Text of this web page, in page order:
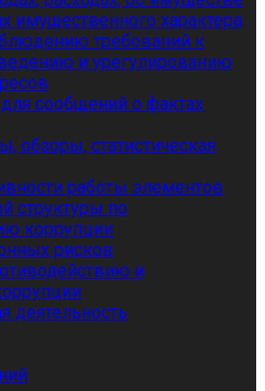
имущественного характера
требований к
и урегулированию
сообщений о фактах
обзоры, статистическая
работы элементов
структуры по
коррупции
рисков
и
деятельность